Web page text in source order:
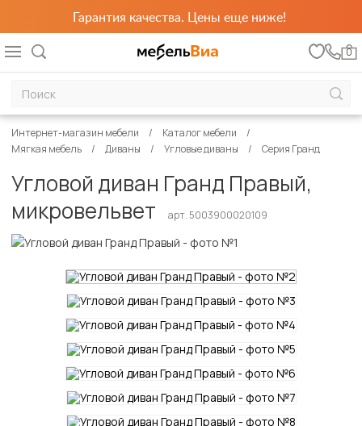
Гарантия качества. Цены еще ниже!
0
Интернет-магазин мебели
Каталог мебели
Мягкая мебель
Диваны Угловые диваны Серия Гранд
Угловой диван Гранд Правый,
микровельвет
арт. 5003900020109